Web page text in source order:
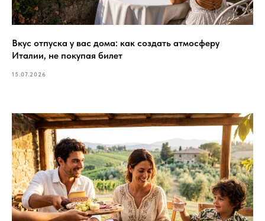
Вкус отпуска у вас дома: как создать атмосферу
Италии, не покупая билет
15.07.2026